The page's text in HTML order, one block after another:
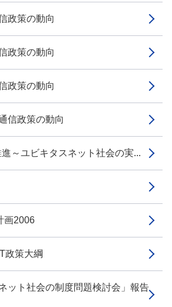
政策の動向
政策の動向
政策の動向
信政策の動向
～ユビキタスネット社会の実...
画2006
政策大綱
ット社会の制度問題検討会」報告